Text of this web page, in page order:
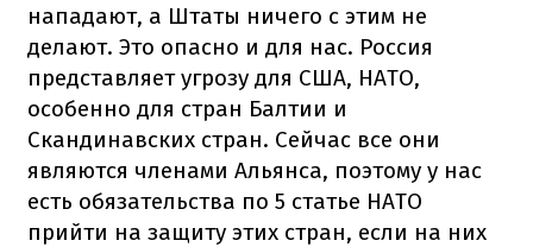
нападают, а Штаты ничего с этим не
делают. Это опасно и для нас. Россия
представляет угрозу для США, НАТО,
особенно для стран Балтии и
Скандинавских стран. Сейчас все они
являются членами Альянса, поэтому у нас
есть обязательства по 5 статье НАТО
прийти на защиту этих стран, если на них